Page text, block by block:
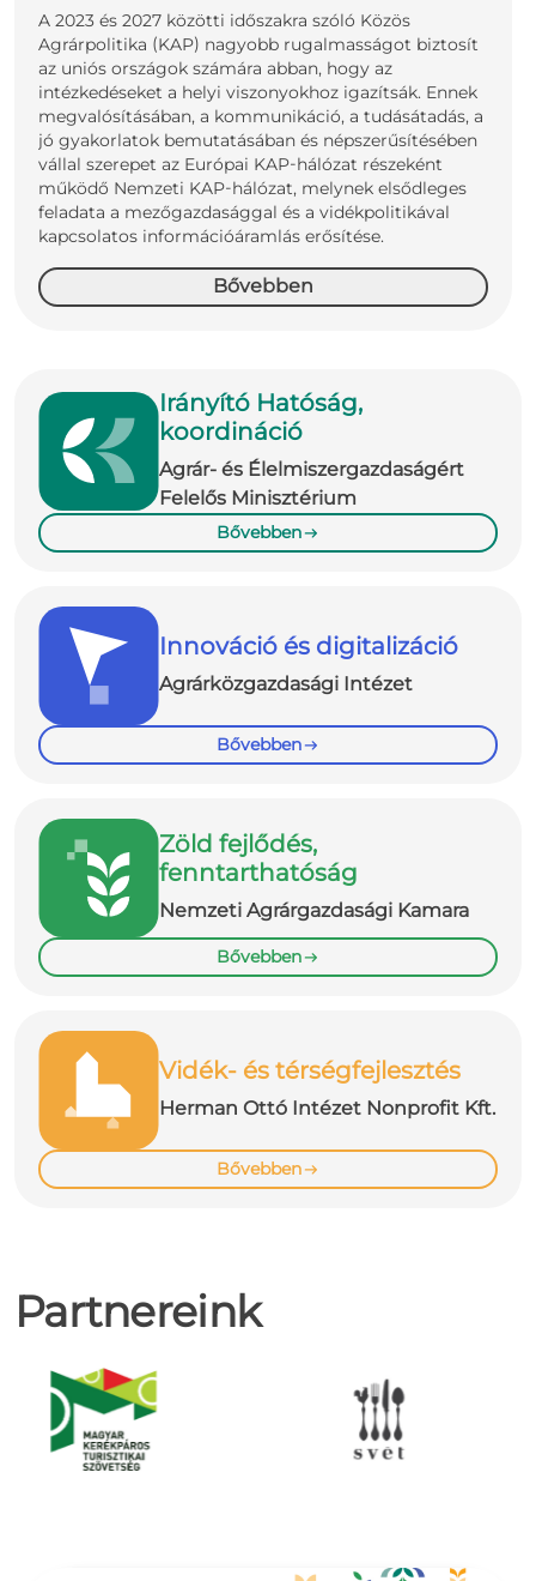
A 2023 és 2027 közötti időszakra szóló Közös
Agrárpolitika (KAP) nagyobb rugalmasságot biztosít
az uniós országok számára abban, hogy az
intézkedéseket a helyi viszonyokhoz igazítsák. Ennek
megvalósításában, a kommunikáció, a tudásátadás, a
jó gyakorlatok bemutatásában és népszerűsítésében
vállal szerepet az Európai KAP-hálózat részeként
működő Nemzeti KAP-hálózat, melynek elsődleges
feladata a mezőgazdasággal és a vidékpolitikával
kapcsolatos információáramlás erősítése.
Bővebben
Irányító Hatóság,
koordináció
Agrár- és Élelmiszergazdaságért
Felelős Minisztérium
Bővebben
Innováció és digitalizáció
Agrárközgazdasági Intézet
Bővebben
Zöld fejlődés,
fenntarthatóság
Nemzeti Agrárgazdasági Kamara
Bővebben
Vidék- és térségfejlesztés
Herman Ottó Intézet Nonprofit Kft.
Bővebben
Partnereink